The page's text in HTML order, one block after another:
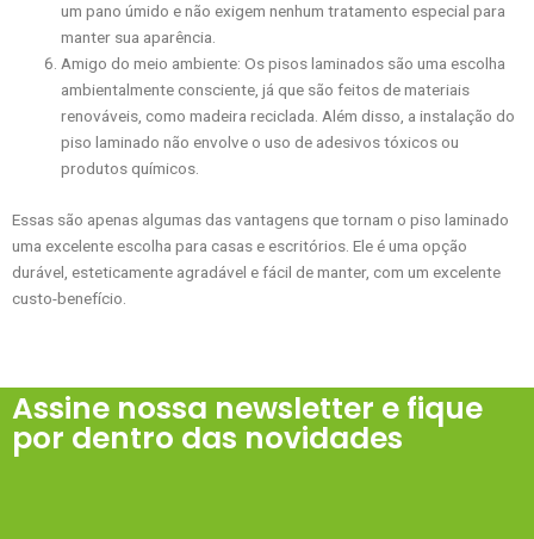
um pano úmido e não exigem nenhum tratamento especial para
manter sua aparência.
Amigo do meio ambiente: Os pisos laminados são uma escolha
ambientalmente consciente, já que são feitos de materiais
renováveis, como madeira reciclada. Além disso, a instalação do
piso laminado não envolve o uso de adesivos tóxicos ou
produtos químicos.
Essas são apenas algumas das vantagens que tornam o piso laminado
uma excelente escolha para casas e escritórios. Ele é uma opção
durável, esteticamente agradável e fácil de manter, com um excelente
custo-benefício.
Assine nossa newsletter e fique
por dentro das novidades